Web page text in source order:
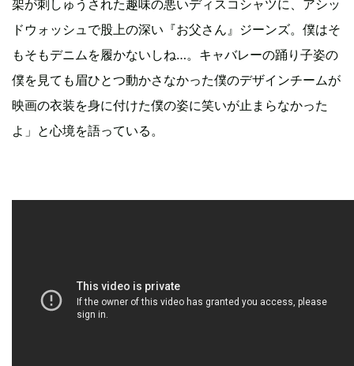
架が刺しゅうされた趣味の悪いディスコシャツに、アシッ
ドウォッシュで股上の深い『お父さん』ジーンズ。僕はそ
もそもデニムを履かないしね…。キャバレーの踊り子姿の
僕を見ても眉ひとつ動かさなかった僕のデザインチームが
映画の衣装を身に付けた僕の姿に笑いが止まらなかった
よ」と心境を語っている。